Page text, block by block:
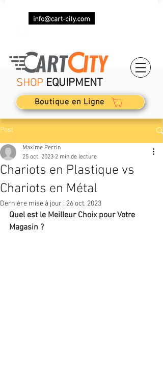
SHOP EQUIPMENT
Boutique en Ligne
Post
Chariots en Plastique vs
Chariots en Métal
Maxime Perrin
25 oct. 2023 2 min de lecture
Dernière mise à jour : 26 oct. 2023
Quel est le Meilleur Choix pour Votre
Magasin ?